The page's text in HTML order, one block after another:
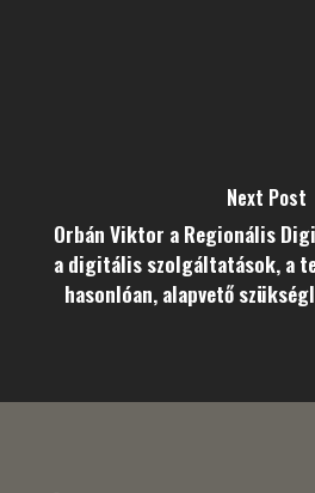
Next Post
Orbán Viktor a Regionális
a digitális szolgáltatások, a
hasonlóan, alapvető